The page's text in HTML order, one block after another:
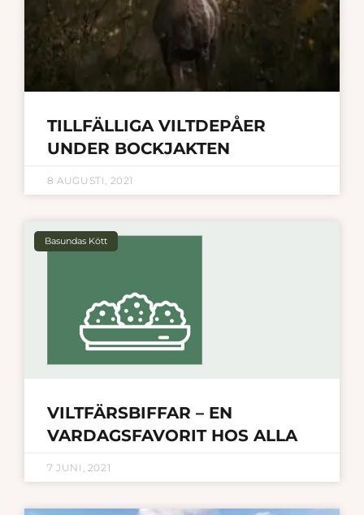
TILLFÄLLIGA VILTDEPÅER
UNDER BOCKJAKTEN
8 AUGUSTI, 2021
Basundas Kött
VILTFÄRSBIFFAR – EN
VARDAGSFAVORIT HOS ALLA
7 JUNI, 2021